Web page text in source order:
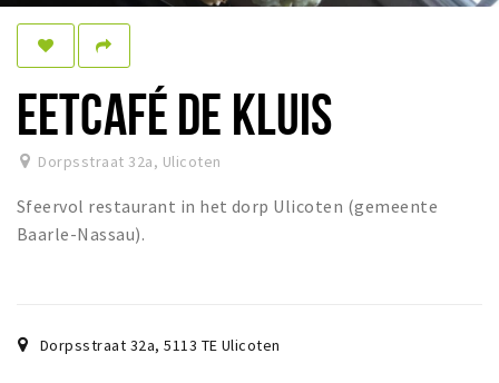
Boire
Dormir
Achats
Parking
Éxpercience
Activité
EETCAFÉ DE KLUIS
Dorpsstraat 32a, Ulicoten
Sfeervol restaurant in het dorp Ulicoten (gemeente
Baarle-Nassau).
Dorpsstraat 32a,5113 TE Ulicoten